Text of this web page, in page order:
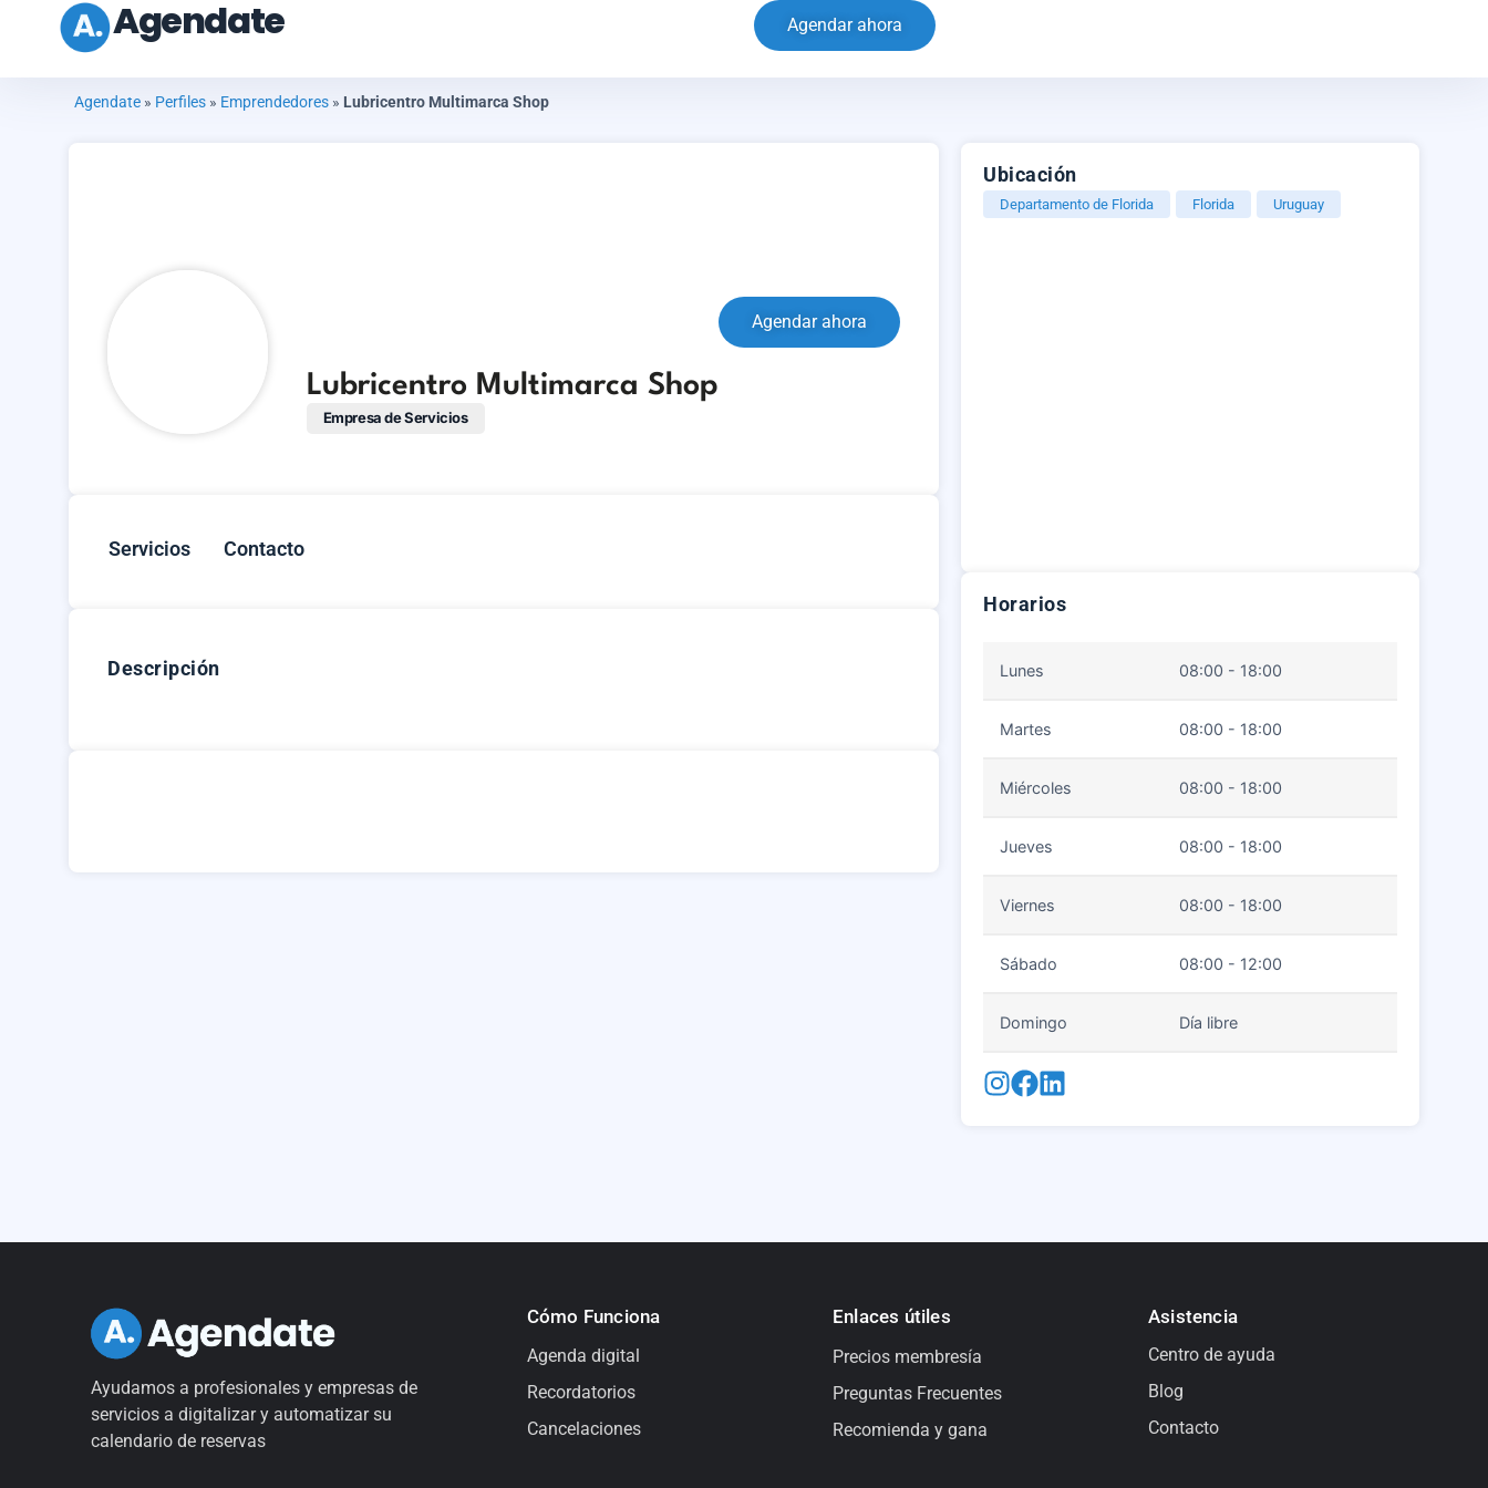
Agendate Agendar ahora
Agendate » Perfiles » Emprendedores » Lubricentro Multimarca Shop
Agendar ahora
Lubricentro Multimarca Shop
Empresa de Servicios
Servicios Contacto
Descripción
Ubicación
Departamento de Florida Florida Uruguay
Horarios
Lunes 08:00 - 18:00
Martes 08:00 - 18:00
Miércoles 08:00 - 18:00
Jueves 08:00 - 18:00
Viernes 08:00 - 18:00
Sábado 08:00 - 12:00
Domingo Día libre
Ayudamos a profesionales y empresas de
servicios a digitalizar y automatizar su
calendario de reservas
Cómo Funciona
Agenda digital
Recordatorios
Cancelaciones
Enlaces útiles
Precios membresía
Preguntas Frecuentes
Recomienda y gana
Asistencia
Centro de ayuda
Blog
Contacto